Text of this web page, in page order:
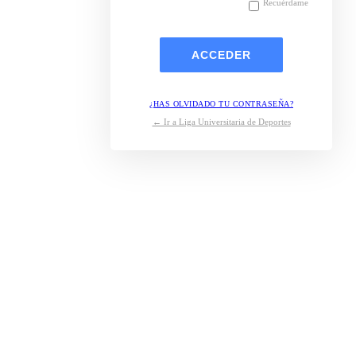
Recuérdame
¿HAS OLVIDADO TU CONTRASEÑA?
← Ir a Liga Universitaria de Deportes